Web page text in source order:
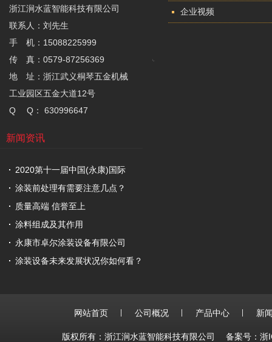
浙江涧水蓝智能科技有限公司
联系人：刘先生
手 机：15088225999
传 真：0579-87256369
地 址：浙江武义桐琴五金机械
工业园区五金大道12号
Q Q： 630996647
新闻资讯
2020第十一届中国(永康)国际
涂装前处理有需要注意几点？
质量高端 信誉至上
涂料组成及其作用
永康市卓尔涂装设备有限公司
涂装设备未来发展状况你如何看？
企业视频
网站首页 公司概况 产品中心 新
版权所有：浙江涧水蓝智能科技有限公司 备案号：浙